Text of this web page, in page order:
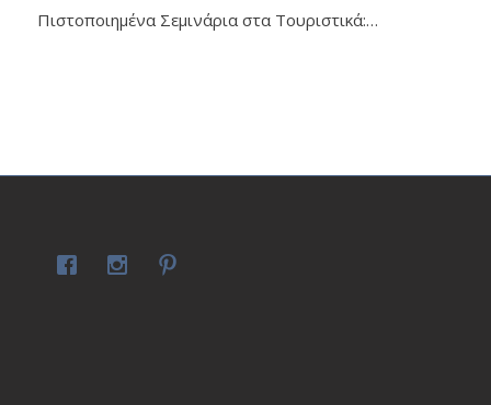
Πιστοποιημένα Σεμινάρια στα Τουριστικά:…